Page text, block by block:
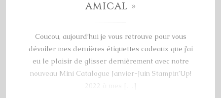
AMICAL »
Coucou, aujourd’hui je vous retrouve pour vous
dévoiler mes dernières étiquettes cadeaux que j’ai
eu le plaisir de glisser dernièrement avec notre
nouveau Mini Catalogue Janvier-Juin Stampin’Up!
2022 à mes […]